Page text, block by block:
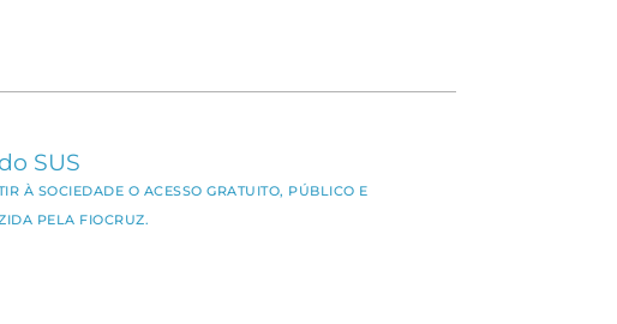
SUS
À SOCIEDADE O ACESSO GRATUITO, PÚBLICO E
PELA FIOCRUZ.